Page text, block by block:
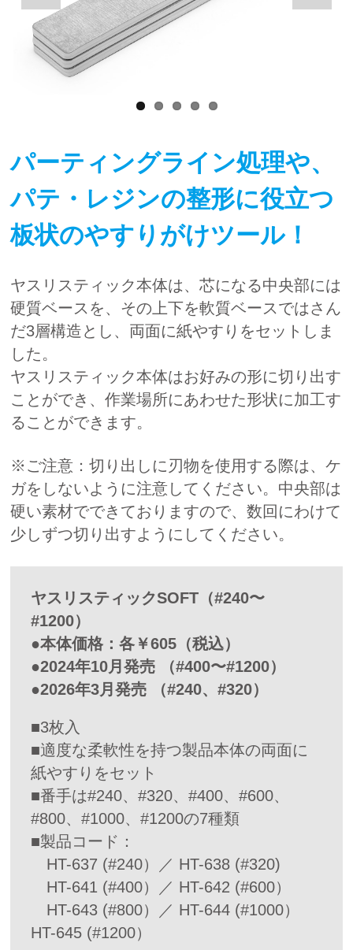
パーティングライン処理や、
パテ・レジンの整形に役立つ
板状のやすりがけツール！
ヤスリスティック本体は、芯になる中央部には
硬質ベースを、その上下を軟質ベースではさん
だ3層構造とし、両面に紙やすりをセットしま
した。
ヤスリスティック本体はお好みの形に切り出す
ことができ、作業場所にあわせた形状に加工す
ることができます。
※ご注意：切り出しに刃物を使用する際は、ケ
ガをしないように注意してください。中央部は
硬い素材でできておりますので、数回にわけて
少しずつ切り出すようにしてください。
ヤスリスティックSOFT（#240〜
#1200）
●本体価格：各￥605（税込）
●2024年10月発売 （#400〜#1200）
●2026年3月発売 （#240、#320）
■3枚入
■適度な柔軟性を持つ製品本体の両面に
紙やすりをセット
■番手は#240、#320、#400、#600、
#800、#1000、#1200の7種類
■製品コード：
HT-637 (#240）／ HT-638 (#320)
HT-641 (#400）／ HT-642 (#600）
HT-643 (#800）／ HT-644 (#1000）
HT-645 (#1200）